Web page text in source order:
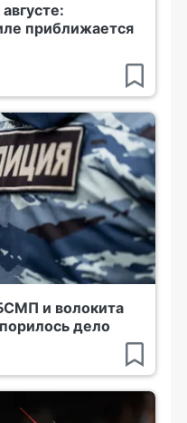
приближается
и волокита
дело